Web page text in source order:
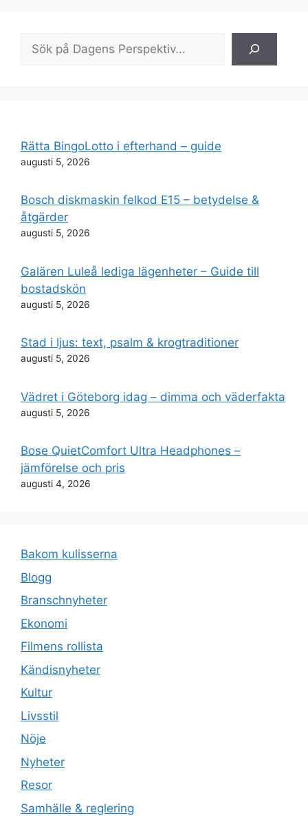
Rätta BingoLotto i efterhand – guide
augusti 5, 2026
Bosch diskmaskin felkod E15 – betydelse &
åtgärder
augusti 5, 2026
Galären Luleå lediga lägenheter – Guide till
bostadskön
augusti 5, 2026
Stad i ljus: text, psalm & krogtraditioner
augusti 5, 2026
Vädret i Göteborg idag – dimma och väderfakta
augusti 5, 2026
Bose QuietComfort Ultra Headphones –
jämförelse och pris
augusti 4, 2026
Bakom kulisserna
Blogg
Branschnyheter
Ekonomi
Filmens rollista
Kändisnyheter
Kultur
Livsstil
Nöje
Nyheter
Resor
Samhälle & reglering